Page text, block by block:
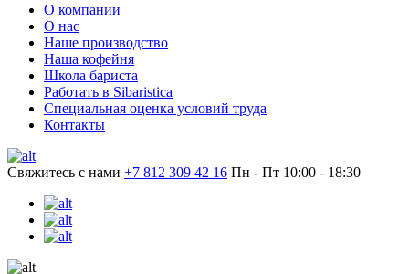
О компании
О нас
Наше производство
Наша кофейня
Школа бариста
Работать в Sibaristica
Специальная оценка условий труда
Контакты
Свяжитесь с нами +7 812 309 42 16 Пн - Пт 10:00 - 18:30